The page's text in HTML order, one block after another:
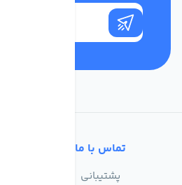
تماس با ما
پشتیبانی